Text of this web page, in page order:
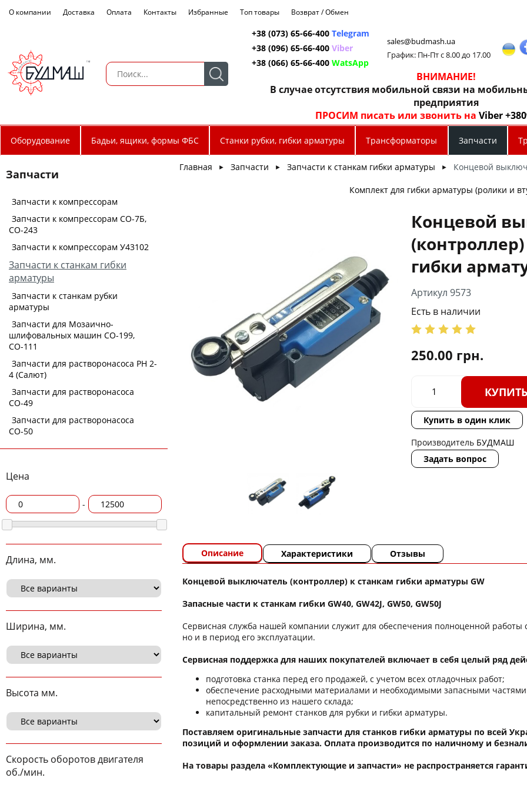
О компании Доставка Оплата Контакты Избранные Топ товары Возврат / Обмен
+38 (073) 65-66-400 Telegram
+38 (096) 65-66-400 Viber
+38 (066) 65-66-400 WatsApp
sales@budmash.ua
График: Пн-Пт с 8.00 до 17.00
ВНИМАНИЕ!
В случае отсутствия мобильной связи на
предприятия
ПРОСИМ писать или звонить наViber
Оборудование Бадьи, ящики, формы ФБС Станки рубки, гибки арматуры Трансформаторы Запчасти
Запчасти
Запчасти к компрессорам
Запчасти к компрессорам СО-7Б,
СО-243
Запчасти к компрессорам У43102
Запчасти к станкам гибки
арматуры
Запчасти к станкам рубки
арматуры
Запчасти для Мозаично-
шлифовальных машин СО-199,
СО-111
Запчасти для растворонасоса РН 2-
4 (Салют)
Запчасти для растворонасоса
СО-49
Запчасти для растворонасоса
СО-50
Цена
-
Длина, мм.
Ширина, мм.
Высота мм.
Скорость оборотов двигателя
об./мин.
Главная ► Запчасти ► Запчасти к станкам гибки арматуры ► Концевой
Комплект для гибки арматуры (ролики и
Концевой
гибки
Артикул 9573
Есть в наличии
250.00 грн.
КУПИТЬ
Купить в один клик
Производитель БУДМАШ
Задать вопрос
Описание Характеристики Отзывы
Концевой выключатель (контроллер) к станкам гибки арматуры GW
Запасные части к станкам гибки GW40, GW42J, GW50, GW50J
Сервисная служба нашей компании служит для обеспечения полноценной работы
но и в период его эксплуатации.
Сервисная поддержка для наших покупателей включает в себя целый ряд
подготовка станка перед его продажей, с учетом всех отладочных работ;
обеспечение расходными материалами и необходимыми запасными частями
непосредственно из нашего склада;
капитальный ремонт станков для рубки и гибки арматуры.
Поставляем оригинальные запчасти для станков гибки арматуры по всей
позиций и оформлении заказа. Оплата производится по наличному и
На товары раздела «Комплектующие и запчасти» не распространяется